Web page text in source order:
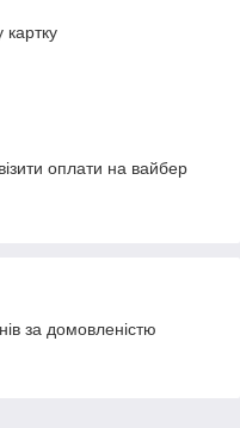
оплати на вайбер
за домовленістю